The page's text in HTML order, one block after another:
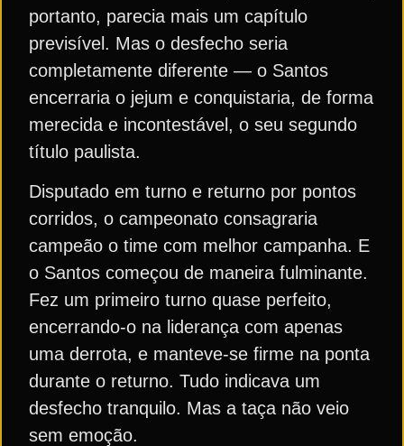
portanto, parecia mais um capítulo
previsível. Mas o desfecho seria
completamente diferente — o Santos
encerraria o jejum e conquistaria, de forma
merecida e incontestável, o seu segundo
título paulista.
Disputado em turno e returno por pontos
corridos, o campeonato consagraria
campeão o time com melhor campanha. E
o Santos começou de maneira fulminante.
Fez um primeiro turno quase perfeito,
encerrando-o na liderança com apenas
uma derrota, e manteve-se firme na ponta
durante o returno. Tudo indicava um
desfecho tranquilo. Mas a taça não veio
sem emoção.